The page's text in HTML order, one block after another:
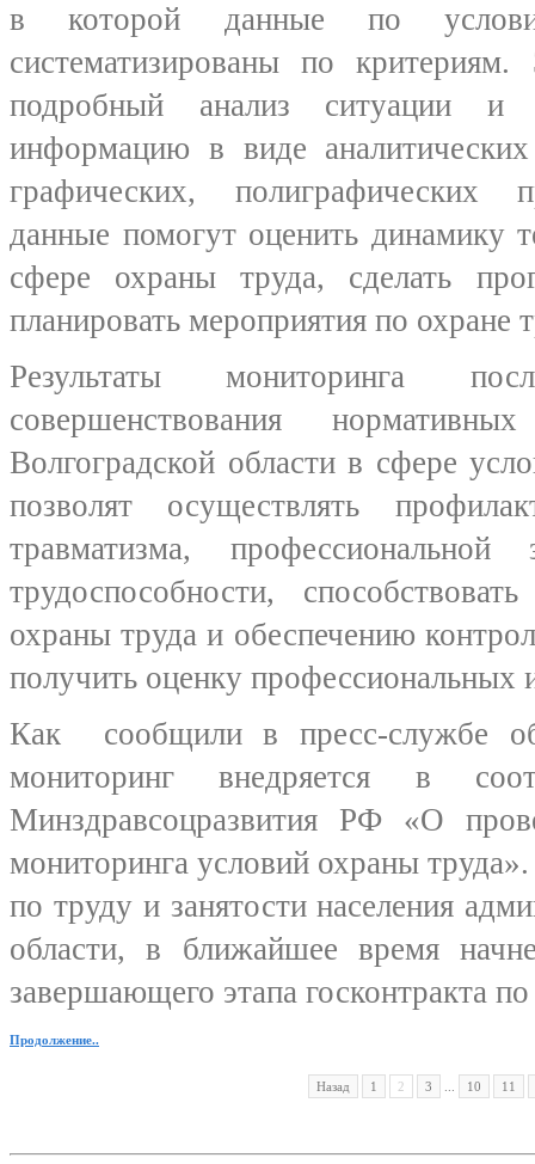
в которой данные по
систематизированы по
подробный анализ ситуации и
информацию в виде
графических, полиграфических
данные помогут оценить динамику
сфере охраны труда, сделать
планировать мероприятия по охране
Результаты мониторинга
совершенствования
Волгоградской области в сфере
позволят осуществлять
травматизма, профессиональной
трудоспособности,
охраны труда и обеспечению
получить оценку профессиональных
Как сообщили в пресс-службе
мониторинг внедряется в
Минздравсоцразвития РФ «О
мониторинга условий охраны
по труду и занятости населения
области, в ближайшее время
завершающего этапа госконтракта
Продолжение..
Назад 1 2 3 10 11